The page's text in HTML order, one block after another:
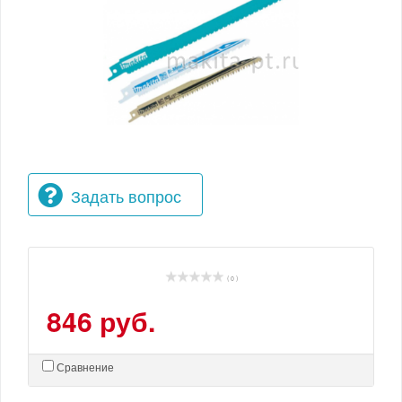
Задать вопрос
( 0 )
846 руб.
Сравнение